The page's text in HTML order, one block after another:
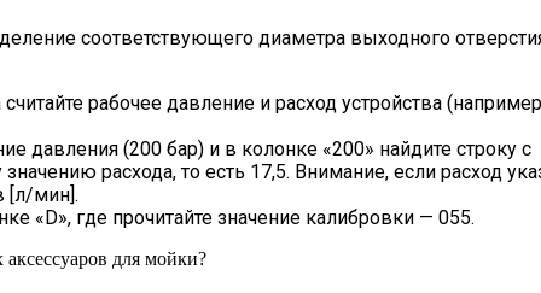
соответствующего диаметра выходного
рабочее давление и расход устройства
давления (200 бар) и в колонке «200» найдите строку с
расхода, то есть 17,5. Внимание, если расход
[л/мин].
«D», где прочитайте значение калибровки — 055.
для мойки?